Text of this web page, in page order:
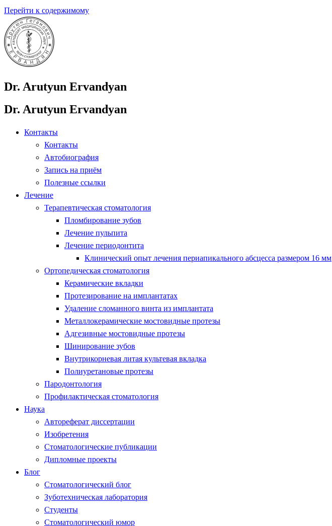
Перейти к содержимому
Dr. Arutyun Ervandyan
Dr. Arutyun Ervandyan
Контакты
Контакты
Автобиография
Запись на приём
Полезные ссылки
Лечение
Терапевтическая стоматология
Пломбирование зубов
Лечение пульпита
Лечение периодонтита
Клинический опыт лечения периапикального абсцесса размером 16 мм
Ортопедическая стоматология
Керамические вкладки
Протезирование на имплантатах
Удаление сломанного винта из имплантата
Металлокерамические мостовидные протезы
Адгезивные мостовидные протезы
Шинирование зубов
Внутрикорневая литая культевая вкладка
Полиуретановые протезы
Пародонтология
Профилактическая стоматология
Наука
Автореферат диссертации
Изобретения
Стоматологические публикации
Дипломные проекты
Блог
Стоматологический блог
Зуботехническая лаборатория
Студенты
Стоматологический юмор